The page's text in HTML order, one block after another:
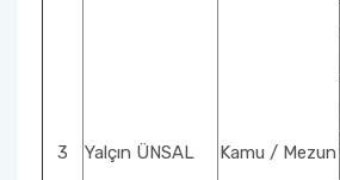
3 Yalçın ÜNSAL Kamu / Mezun